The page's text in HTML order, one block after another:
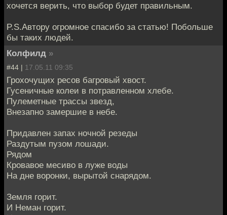
хочется верить, что выбор будет правильным.
P.S.Автору огромное спасибо за статью! Побольше
бы таких людей.
Колфилд »
#44 | 17.05.11 09:35
Грохочущих ресов багровый хвост.
Гусеничные колеи в потравленном хлебе.
Пулеметные трассы звезд,
Внезапно замершие в небе.
Придавлен запах ночной резеды
Раздутым пузом лошади.
Рядом
Кровавое месиво в луже воды
На дне воронки, вырытой снарядом.
Земля горит.
И Неман горит.